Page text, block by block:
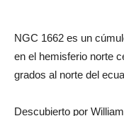
NGC 1662 es un
en el hemisferio norte
grados al norte del
Descubierto por